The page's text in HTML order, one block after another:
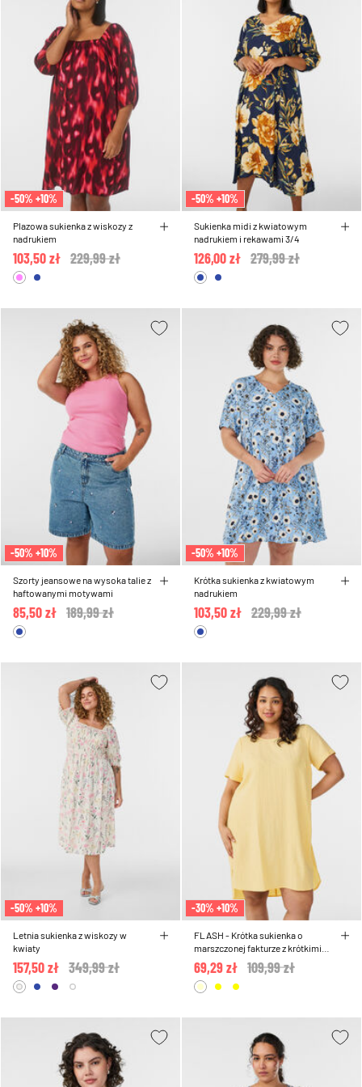
-50% +10%
Plazowa sukienka z wiskozy z
nadrukiem
Price reduced from
229,99 zł
103,50 zł
-50% +10%
Sukienka midi z kwiatowym
nadrukiem i rekawami 3/4
Price reduced from
279,99 zł
126,00 zł
-50% +10%
Szorty jeansowe na wysoka talie z
haftowanymi motywami
Price reduced from
189,99 zł
85,50 zł
-50% +10%
Krótka sukienka z kwiatowym
nadrukiem
Price reduced from
229,99 zł
103,50 zł
-50% +10%
Letnia sukienka z wiskozy w
kwiaty
Price reduced from
349,99 zł
157,50 zł
-30% +10%
FLASH - Krótka sukienka o
marszczonej fakturze z krótkimi
rekawami
Price reduced from
109,99 zł
69,29 zł